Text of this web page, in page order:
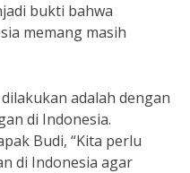
bukti bahwa
memang masih
adalah dengan
di Indonesia.
Budi, “Kita perlu
di Indonesia agar